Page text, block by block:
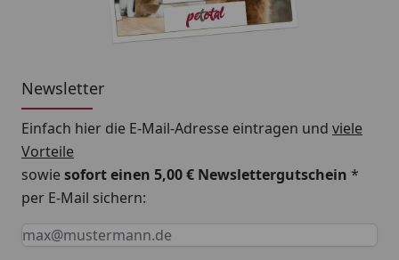
Newsletter
Einfach hier die E-Mail-Adresse eintragen und viele
Vorteile
sowiesofort einen 5,00 € Newslettergutschein *
per E-Mail sichern:
Keine Eingabe erforderlich
Eingabe erforderlich
E-Mail *